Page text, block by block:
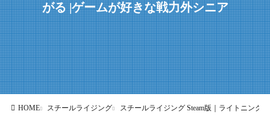
がる |ゲームが好きな戦力外シニア
HOME スチールライジング スチールライジング Steam版｜ライトニング